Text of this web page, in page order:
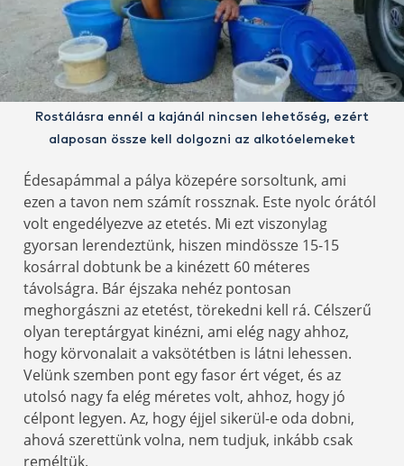
Rostálásra ennél a kajánál nincsen lehetőség, ezért
alaposan össze kell dolgozni az alkotóelemeket
Édesapámmal a pálya közepére sorsoltunk, ami
ezen a tavon nem számít rossznak. Este nyolc órától
volt engedélyezve az etetés. Mi ezt viszonylag
gyorsan lerendeztünk, hiszen mindössze 15-15
kosárral dobtunk be a kinézett 60 méteres
távolságra. Bár éjszaka nehéz pontosan
meghorgászni az etetést, törekedni kell rá. Célszerű
olyan tereptárgyat kinézni, ami elég nagy ahhoz,
hogy körvonalait a vaksötétben is látni lehessen.
Velünk szemben pont egy fasor ért véget, és az
utolsó nagy fa elég méretes volt, ahhoz, hogy jó
célpont legyen. Az, hogy éjjel sikerül-e oda dobni,
ahová szerettünk volna, nem tudjuk, inkább csak
reméltük.